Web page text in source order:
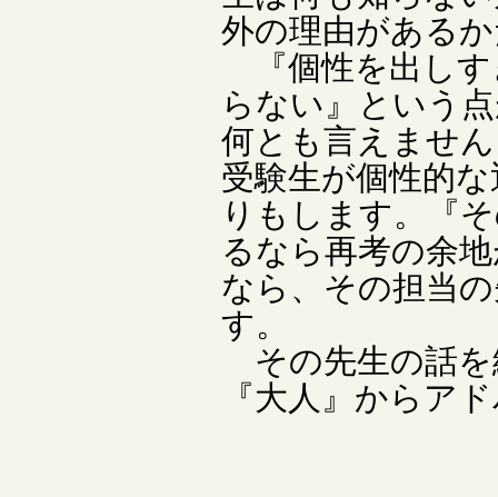
外の理由がある
『個性を出しす
らない』という
何とも言えませ
受験生が個性的
りもします。『
るなら再考の余
なら、その担当
す。
その先生の話を
『大人』からア